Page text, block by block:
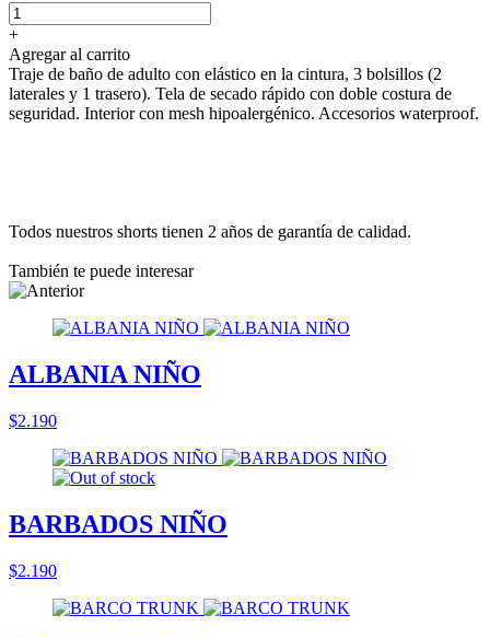
+
Agregar al carrito
Traje de baño de adulto con elástico en la cintura, 3 bolsillos (2
laterales y 1 trasero). Tela de secado rápido con doble costura de
seguridad. Interior con mesh hipoalergénico. Accesorios waterproof.
Todos nuestros shorts tienen 2 años de garantía de calidad.
También te puede interesar
ALBANIA NIÑO
$2.190
BARBADOS NIÑO
$2.190